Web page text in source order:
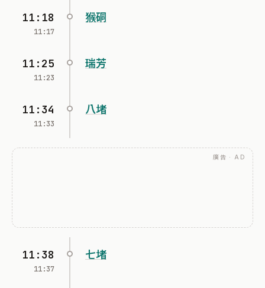
11:18
11:17
猴硐
11:25
11:23
瑞芳
11:34
11:33
八堵
廣告 · AD
11:38
11:37
七堵